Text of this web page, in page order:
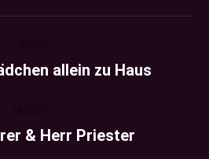
Previous
allein zu Haus
Next
& Herr Priester